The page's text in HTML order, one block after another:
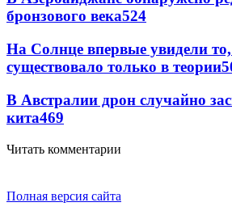
бронзового века524
На Солнце впервые увидели
существовало только в теории
В Австралии дрон случайно
кита469
Читать комментарии
Полная версия сайта